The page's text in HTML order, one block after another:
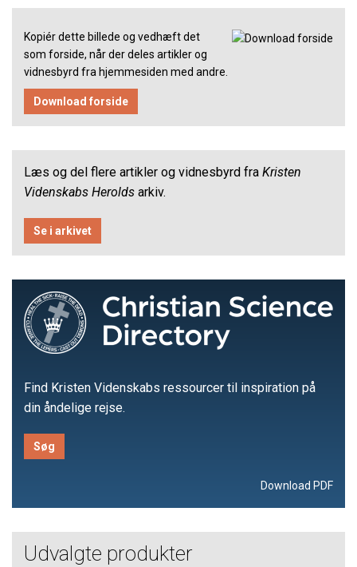
Kopiér dette billede og vedhæft det
som forside, når der deles artikler og
vidnesbyrd fra hjemmesiden med andre.
Download forside
Læs og del flere artikler og vidnesbyrd fra Kristen
Videnskabs Herolds arkiv.
Se i arkivet
Find Kristen Videnskabs ressourcer til inspiration på
din åndelige rejse.
Søg
Download PDF
Udvalgte produkter